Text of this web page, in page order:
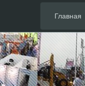
Главная